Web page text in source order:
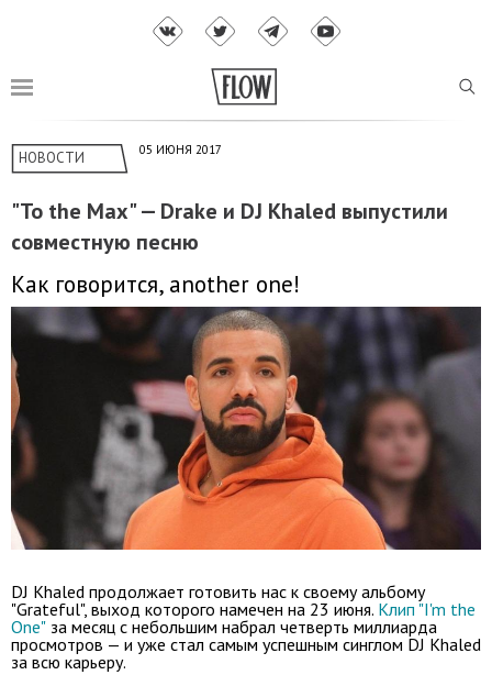
НОВОСТИ 05 ИЮНЯ 2017
"To the Max" — Drake и DJ Khaled выпустили
совместную песню
Как говорится, another one!
DJ Khaled продолжает готовить нас к своему альбому
"Grateful", выход которого намечен на 23 июня. Клип "I'm the
One" за месяц с небольшим набрал четверть миллиарда
просмотров — и уже стал самым успешным синглом DJ Khaled
за всю карьеру.